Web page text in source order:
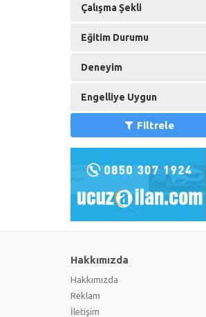
Çalışma Şekli
Eğitim Durumu
Deneyim
Engelliye Uygun
Filtrele
Hakkımızda
Hakkımızda
Reklam
İletişim